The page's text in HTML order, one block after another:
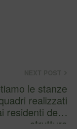
le stanze
realizzati
residenti delle
struttura